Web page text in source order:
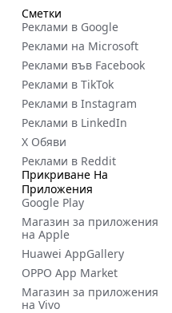
Сметки
Реклами в Google
Реклами на Microsoft
Реклами във Facebook
Реклами в TikTok
Реклами в Instagram
Реклами в LinkedIn
X Обяви
Реклами в Reddit
Прикриване На
Приложения
Google Play
Магазин за приложения
на Apple
Huawei AppGallery
OPPO App Market
Магазин за приложения
на Vivo